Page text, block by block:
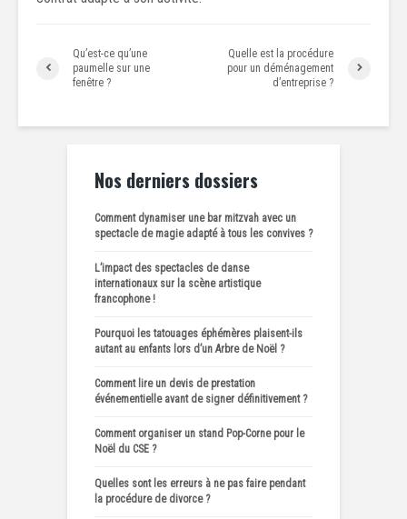
Qu’est-ce qu’une
paumelle sur une
fenêtre ?
Quelle est la procédure
pour un déménagement
d’entreprise ?
Nos derniers dossiers
Comment dynamiser une bar mitzvah avec un
spectacle de magie adapté à tous les convives ?
L’impact des spectacles de danse
internationaux sur la scène artistique
francophone !
Pourquoi les tatouages éphémères plaisent-ils
autant au enfants lors d’un Arbre de Noël ?
Comment lire un devis de prestation
événementielle avant de signer définitivement ?
Comment organiser un stand Pop-Corne pour le
Noël du CSE ?
Quelles sont les erreurs à ne pas faire pendant
la procédure de divorce ?